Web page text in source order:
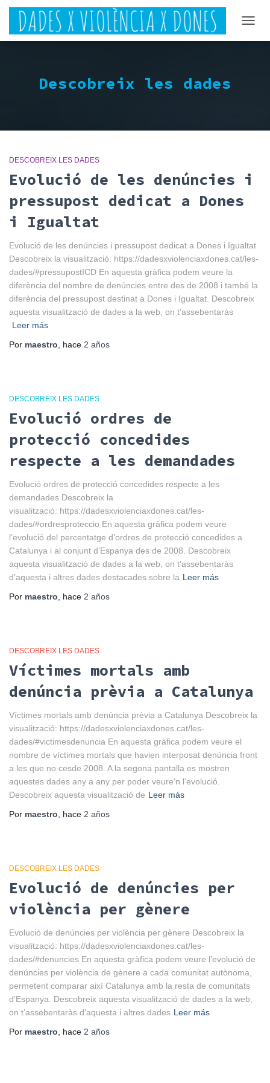
Descobreix les dades
DESCOBREIX LES DADES
Evolució de les denúncies i
pressupost dedicat a Dones
i Igualtat
Evolució de les denúncies i pressupost dedicat a Dones i Igualtat
Descobreix la visualització: https://dadesxviolenciaxdones.cat/les-
dades/#pressupostICD En aquesta gràfica podem veure la
diferència del nombre de denúncies entre des de 2008 i també la
diferència del pressupost destinat a Dones i Igualtat. Descobreix
aquesta visualització de dades a la web, on t’assebentaràs
Leer más
Por maestro , hace 2 años
DESCOBREIX LES DADES
Evolució ordres de
protecció concedides
respecte a les demandades
Evolució ordres de protecció concedides respecte a les
demandades Descobreix la
visualització: https://dadesxviolenciaxdones.cat/les-
dades/#ordresproteccio En aquesta gràfica podem veure
l’evolució del percentatge d’ordres de protecció concedides a
Catalunya i al conjunt d’Espanya des de 2008. Descobreix
aquesta visualització de dades a la web, on t’assebentaràs
d’aquesta i altres dades destacades sobre la Leer más
Por maestro , hace 2 años
DESCOBREIX LES DADES
Víctimes mortals amb
denúncia prèvia a Catalunya
Víctimes mortals amb denúncia prèvia a Catalunya Descobreix la
visualització: https://dadesxviolenciaxdones.cat/les-
dades/#victimesdenuncia En aquesta gràfica podem veure el
nombre de víctimes mortals que havien interposat denúncia front
a les que no cesde 2008. A la segona pantalla es mostren
aquestes dades any a any per poder veure’n l’evolució.
Descobreix aquesta visualització de Leer más
Por maestro , hace 2 años
DESCOBREIX LES DADES
Evolució de denúncies per
violència per gènere
Evolució de denúncies per violència per gènere Descobreix la
visualització: https://dadesxviolenciaxdones.cat/les-
dades/#denuncies En aquesta gràfica podem veure l’evolució de
denúncies per violència de gènere a cada comunitat autònoma,
permetent comparar així Catalunya amb la resta de comunitats
d’Espanya. Descobreix aquesta visualització de dades a la web,
on t’assebentaràs d’aquesta i altres dades Leer más
Por maestro , hace 2 años